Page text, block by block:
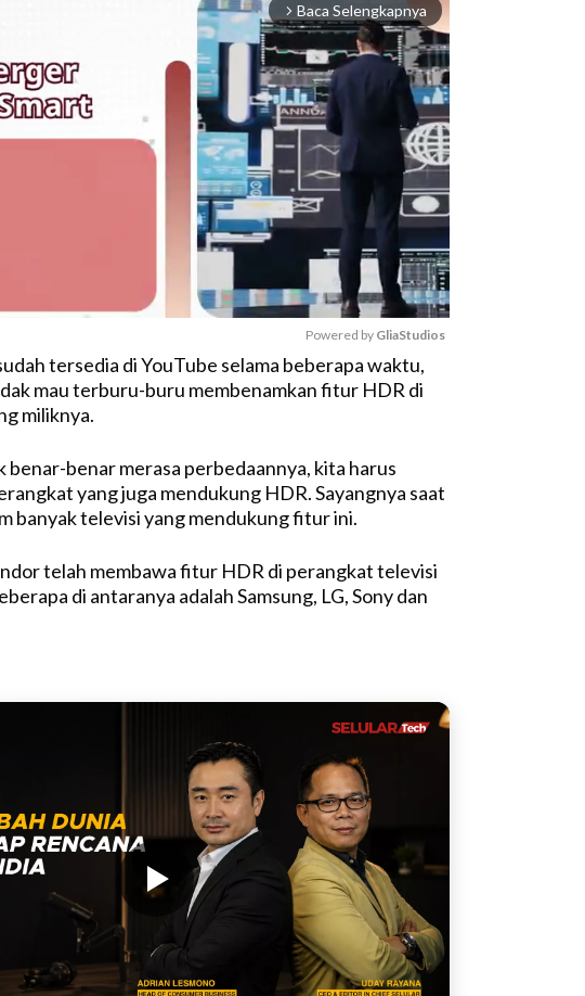
arrow_forward_ios Baca Selengkapnya
M
e
Powered by GliaStudios
tersedia di YouTube selama beberapa waktu,
mau terburu-buru membenamkan fitur HDR di
miliknya.
benar-benar merasa perbedaannya, kita harus
yang juga mendukung HDR. Sayangnya saat
banyak televisi yang mendukung fitur ini.
telah membawa fitur HDR di perangkat televisi
di antaranya adalah Samsung, LG, Sony dan